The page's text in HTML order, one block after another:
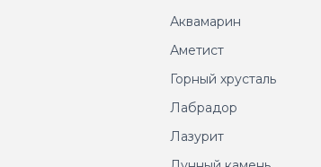
Аквамарин
Аметист
Горный хрусталь
Лабрадор
Лазурит